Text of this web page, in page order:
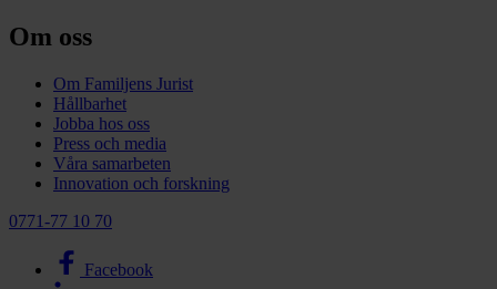
Om oss
Om Familjens Jurist
Hållbarhet
Jobba hos oss
Press och media
Våra samarbeten
Innovation och forskning
0771-77 10 70
Facebook